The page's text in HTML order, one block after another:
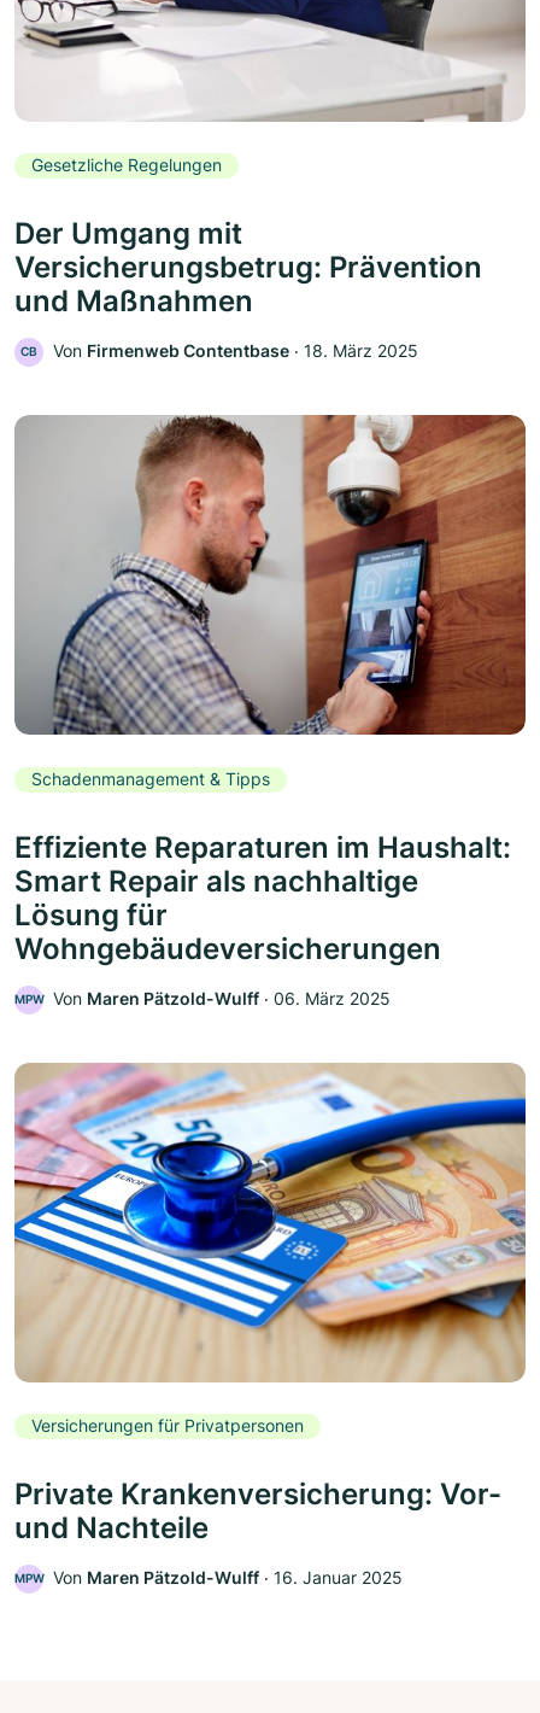
Gesetzliche Regelungen
Der Umgang mit
Versicherungsbetrug: Prävention
und Maßnahmen
CB Von Firmenweb Contentbase ‧ 18. März 2025
Schadenmanagement & Tipps
Effiziente Reparaturen im Haushalt:
Smart Repair als nachhaltige
Lösung für
Wohngebäudeversicherungen
MPW Von Maren Pätzold-Wulff ‧ 06. März 2025
Versicherungen für Privatpersonen
Private Krankenversicherung: Vor-
und Nachteile
MPW Von Maren Pätzold-Wulff ‧ 16. Januar 2025